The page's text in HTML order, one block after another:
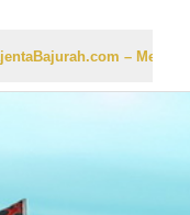
– Media Informasi